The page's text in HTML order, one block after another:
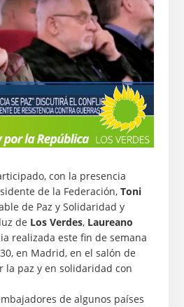
con la presencia
de la Federación, Toni
de Paz y Solidaridad y
de Los Verdes, Laureano
realizada este fin de semana
en Madrid, en el salón de
la paz y en solidaridad con
de algunos países